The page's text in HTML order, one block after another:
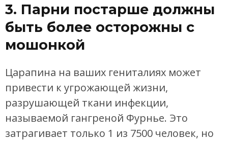
3. Парни постарше должны
быть более осторожны с
мошонкой
Царапина на ваших гениталиях может
привести к угрожающей жизни,
разрушающей ткани инфекции,
называемой гангреной Фурнье. Это
затрагивает только 1 из 7500 человек, но